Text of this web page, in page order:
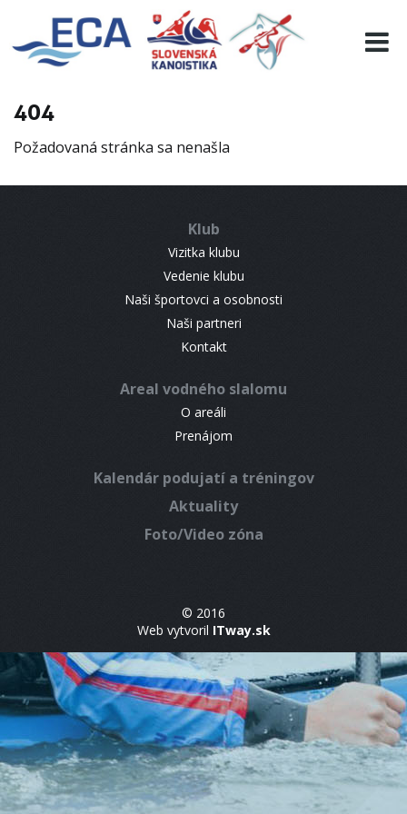
404
Požadovaná stránka sa nenašla
Klub
Vizitka klubu
Vedenie klubu
Naši športovci a osobnosti
Naši partneri
Kontakt
Areal vodného slalomu
O areáli
Prenájom
Kalendár podujatí a tréningov
Aktuality
Foto/Video zóna
© 2016
Web vytvoril ITway.sk
EURO 19
INFO
RESULTS
CONTACT